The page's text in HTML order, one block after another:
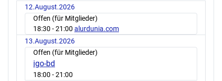
12.August.2026
Offen (für Mitglieder)
18:30 - 21:00 alurdunia.com
13.August.2026
Offen (für Mitglieder)
igo-bd
18:00 - 21:00